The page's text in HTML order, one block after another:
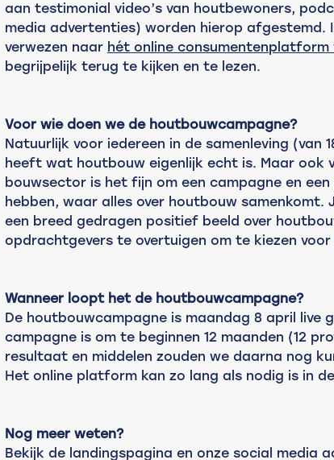
aan testimonial video’s van houtbewoners,
media advertenties) worden hierop afgestemd.
verwezen naar hét online
begrijpelijk terug te kijken en te lezen.
Voor wie doen we de houtbouwcampagne?
Natuurlijk voor iedereen in de samenleving (van
heeft wat houtbouw eigenlijk echt is. Maar ook
bouwsector is het fijn om een campagne en
hebben, waar alles over houtbouw samenkomt.
een breed gedragen positief beeld over
opdrachtgevers te overtuigen om te kiezen
Wanneer loopt het de houtbouwcampagne?
De houtbouwcampagne is maandag 8 april live
campagne is om te beginnen 12 maanden (12
resultaat en middelen zouden we daarna nog
Het online platform kan zo lang als nodig is in
Nog meer weten?
Bekijk de landingspagina en onze social media